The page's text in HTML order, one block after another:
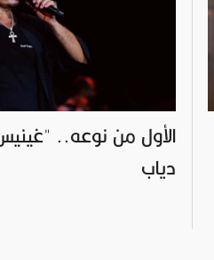
الأول من نوعه..
دياب